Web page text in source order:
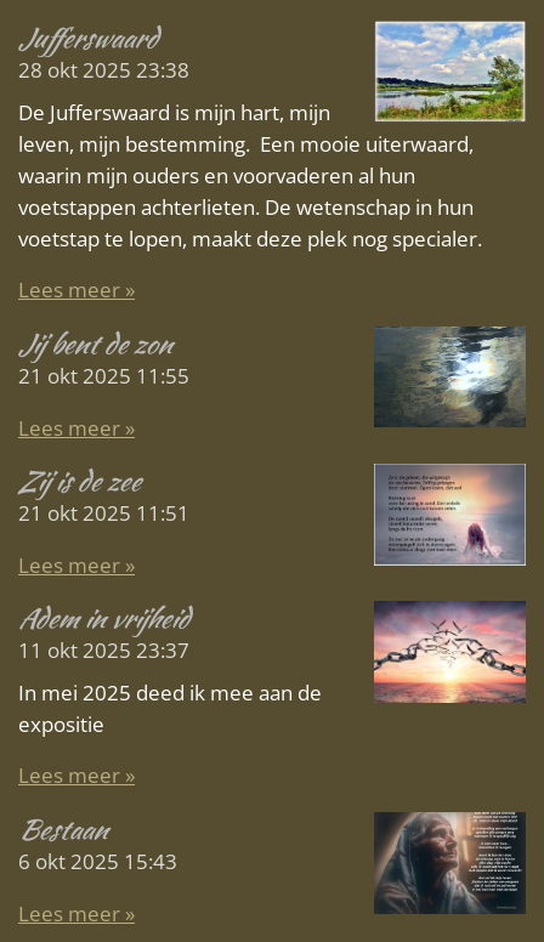
Jufferswaard
28 okt 2025 23:38
De Jufferswaard is mijn hart, mijn
leven, mijn bestemming. Een mooie uiterwaard,
waarin mijn ouders en voorvaderen al hun
voetstappen achterlieten. De wetenschap in hun
voetstap te lopen, maakt deze plek nog specialer.
Lees meer »
Jij bent de zon
21 okt 2025 11:55
Lees meer »
Zij is de zee
21 okt 2025 11:51
Lees meer »
Adem in vrijheid
11 okt 2025 23:37
In mei 2025 deed ik mee aan de
expositie
Lees meer »
Bestaan
6 okt 2025 15:43
Lees meer »